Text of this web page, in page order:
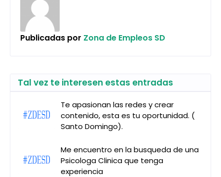
Publicadas por Zona de Empleos SD
Tal vez te interesen estas entradas
Te apasionan las redes y crear
contenido, esta es tu oportunidad. (
Santo Domingo).
Me encuentro en la busqueda de una
Psicologa Clinica que tenga
experiencia